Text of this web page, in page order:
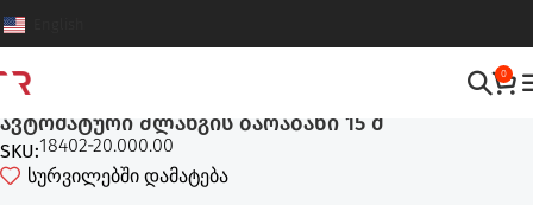
0
ავტომატური შლანგის ბარაბანი 15 მ
SKU:18402-20.000.00
სურვილებში დამატება